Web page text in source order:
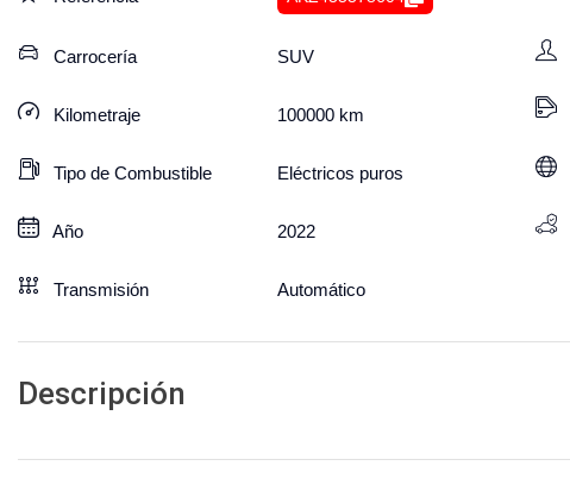
Carrocería SUV
Kilometraje 100000 km
Tipo de Combustible Eléctricos puros
Año 2022
Transmisión Automático
Descripción